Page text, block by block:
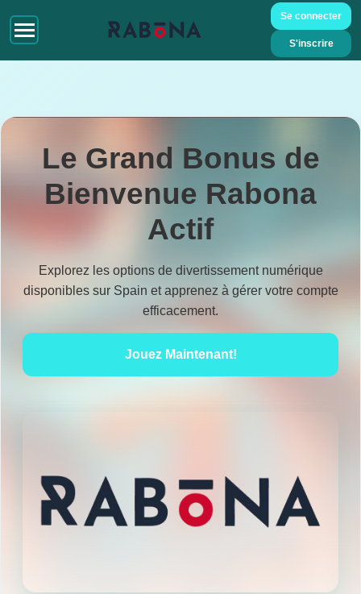
Se connecter
S'inscrire
Le Grand Bonus de
Bienvenue Rabona
Actif
Explorez les options de divertissement numérique
disponibles sur Spain et apprenez à gérer votre compte
efficacement.
Jouez Maintenant!